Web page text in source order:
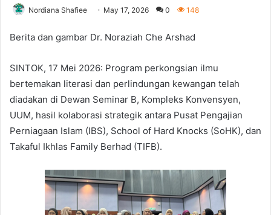
Nordiana Shafiee May 17, 2026 0 148
Berita dan gambar Dr. Noraziah Che Arshad
SINTOK, 17 Mei 2026: Program perkongsian ilmu
bertemakan literasi dan perlindungan kewangan telah
diadakan di Dewan Seminar B, Kompleks Konvensyen,
UUM, hasil kolaborasi strategik antara Pusat Pengajian
Perniagaan Islam (IBS), School of Hard Knocks (SoHK), dan
Takaful Ikhlas Family Berhad (TIFB).